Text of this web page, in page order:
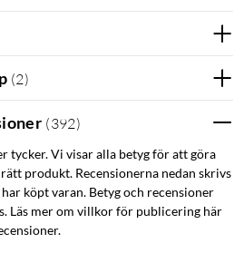
(2)
(392)
tycker. Vi visar alla betyg för att göra
produkt. Recensionerna nedan skrivs
köpt varan. Betyg och recensioner
Läs mer om villkor för publicering här